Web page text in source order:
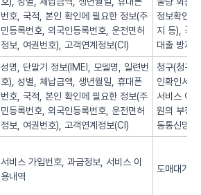
번호, 국적, 본인 확인에 필요한 정보(주
민등록번호, 외국인등록번호, 운전면허
정보, 여권번호), 고객연계정보(CI)
정보확인,
지 등), 국
대출 방지,
성명, 단말기 정보(IMEI, 모델명, 일련번
호), 성별, 체납금액, 생년월일, 휴대폰
번호, 국적, 본인 확인에 필요한 정보(주
민등록번호, 외국인등록번호, 운전면허
정보, 여권번호), 고객연계정보(CI)
청구(청구
인확인서
서비스 이
원의 부정
동통신망
서비스 가입번호, 과금정보, 서비스 이
용내역
도매대가